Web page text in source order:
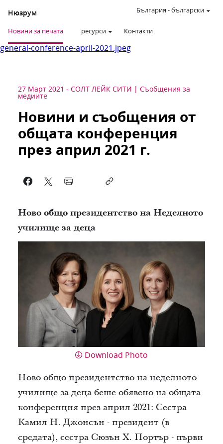
Нюзрум
Новини за печата ресурси Контакти
България -български
general-conference-april-2021.jpeg
27 Март 2021 - СОЛТ ЛЕЙК СИТИ Съобщения за
медиите
Новини и съобщения от
общата конференция
през април 2021 г.
Ново общо президентство на Неделното
училище за деца
Download Photo
Ново общо президентство на неделното
училище за деца беше обявено на общата
конференция през април 2021: Сестра
Камил Н. Джонсън - президент (в
средата), сестра Сюзън Х. Портър - първи